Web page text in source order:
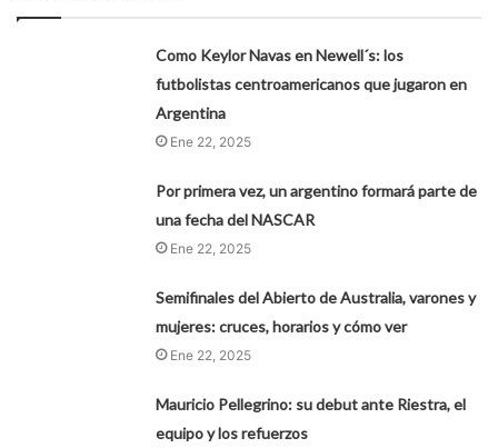
Como Keylor Navas en Newell´s: los
futbolistas centroamericanos que jugaron en
Argentina
Ene 22, 2025
Por primera vez, un argentino formará parte de
una fecha del NASCAR
Ene 22, 2025
Semifinales del Abierto de Australia, varones y
mujeres: cruces, horarios y cómo ver
Ene 22, 2025
Mauricio Pellegrino: su debut ante Riestra, el
equipo y los refuerzos